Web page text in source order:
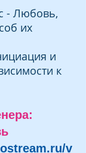
- Любовь,
их
и
к
v